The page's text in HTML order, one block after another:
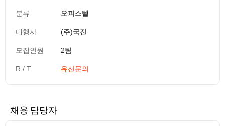
분류 오피스텔
대행사 (주)국진
모집인원 2팀
R / T 유선문의
채용 담당자